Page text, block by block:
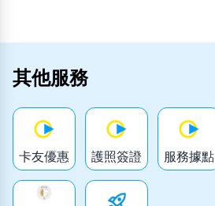
其他服務
卡友優惠 護照簽證 服務據點